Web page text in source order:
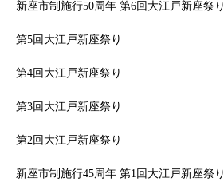
新座市制施行50周年 第6回大江戸新座祭り
第5回大江戸新座祭り
第4回大江戸新座祭り
第3回大江戸新座祭り
第2回大江戸新座祭り
新座市制施行45周年 第1回大江戸新座祭り